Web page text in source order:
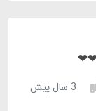
3 سال پیش